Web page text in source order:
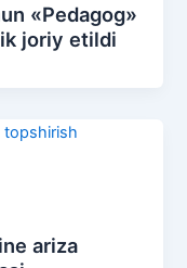
«Pedagog»
joriy etildi
ariza